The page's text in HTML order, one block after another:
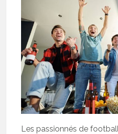
Les passionnés de